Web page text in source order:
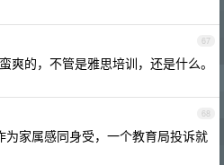
67
爽的，不管是雅思培训，还是什么。
68
为家属感同身受，一个教育局投诉就